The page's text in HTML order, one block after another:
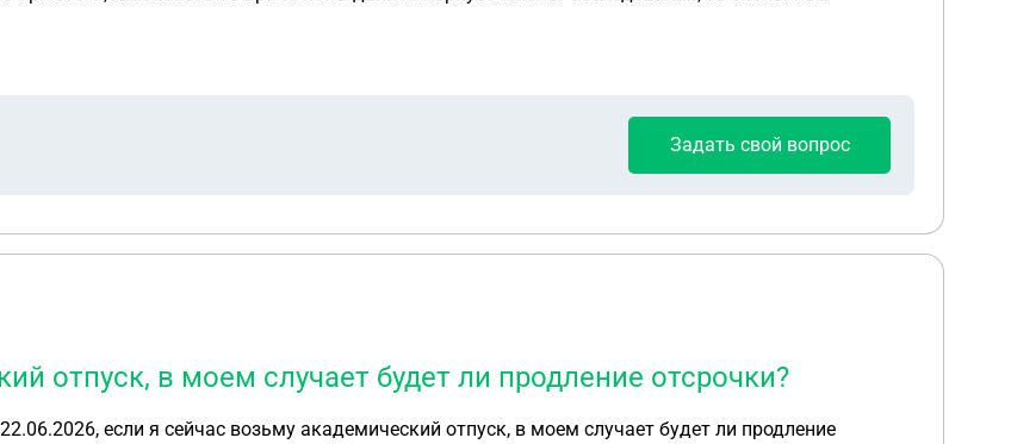
документы по данному факту, ничего предоставить не могут. Если ли официальный закон по
Задать свой вопрос
отпуск, в моем случает будет ли продление отсрочки?
если я сейчас возьму академический отпуск, в моем случает будет ли продление